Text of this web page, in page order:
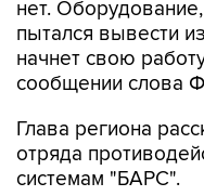
нет.
пытался вывести
начнет свою
сообщении слова
Глава региона
отряда
системам "БАРС".